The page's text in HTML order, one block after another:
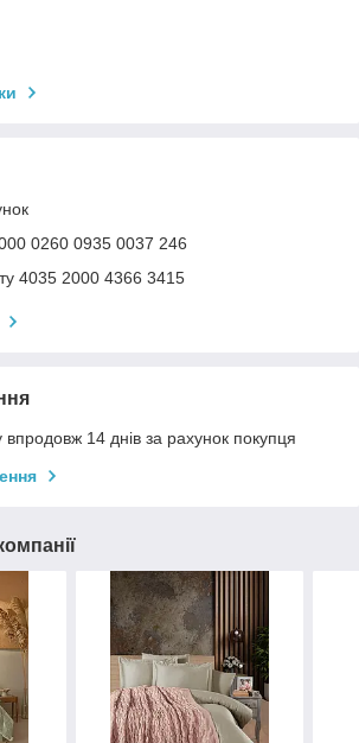
0260 0935 0037 246
4035 2000 4366 3415
14 днів за рахунок покупця